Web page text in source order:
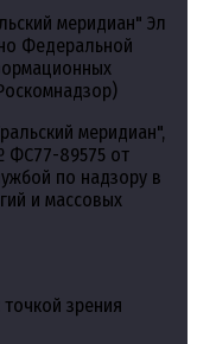
меридиан" Эл
Федеральной
меридиан",
ФС77-89575 от
по надзору в
и массовых
зрения